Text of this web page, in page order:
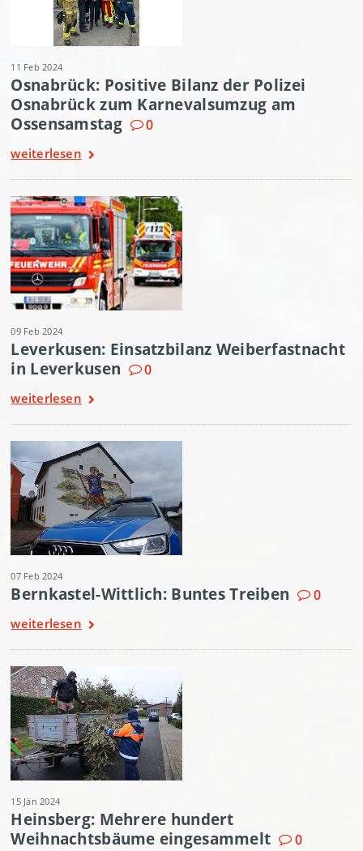
11 Feb 2024
Osnabrück: Positive Bilanz der Polizei
Osnabrück zum Karnevalsumzug am
Ossensamstag
0
weiterlesen
09 Feb 2024
Leverkusen: Einsatzbilanz Weiberfastnacht
in Leverkusen
0
weiterlesen
07 Feb 2024
Bernkastel-Wittlich: Buntes Treiben 0
weiterlesen
15 Jän 2024
Heinsberg: Mehrere hundert
Weihnachtsbäume eingesammelt
0